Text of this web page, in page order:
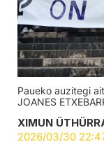
Paueko auzitegi
JOANES
XIMUN
2026/03/30